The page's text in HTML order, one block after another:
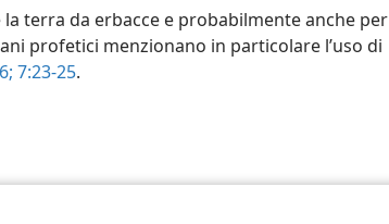
terra da erbacce e probabilmente anche per
profetici menzionano in particolare l’uso di
7:23-25.